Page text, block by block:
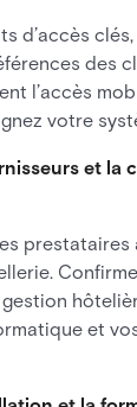
d’accès
des
l’accès
votre
et la
prestataires
et